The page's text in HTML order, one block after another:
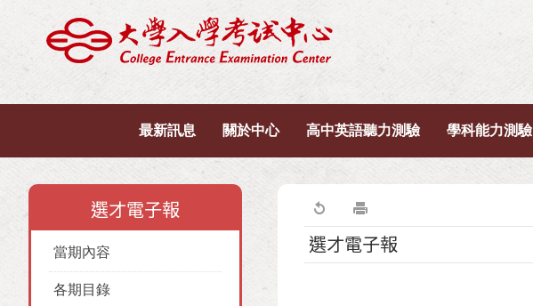
最新訊息 關於中心 高中英語聽力測驗 學科能力測驗
選才電子報
當期內容
各期目錄
選才電子報